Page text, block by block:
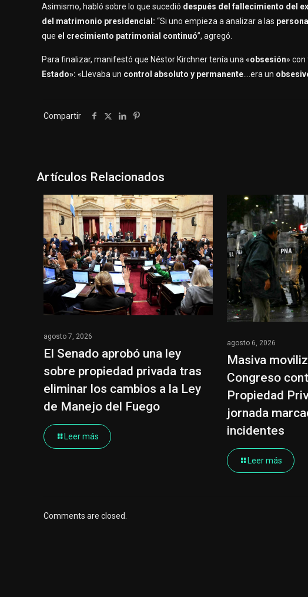
Asimismo, habló sobre lo que sucedió después del fallecimiento del
del matrimonio presidencial: “Si uno empieza a analizar a las
que el crecimiento patrimonial continuó”, agregó.
Para finalizar, manifestó que Néstor Kirchner tenía una «obsesión»
Estado»: «Llevaba un control absoluto y permanente ….era un
Compartir
Artículos Relacionados
agosto 7, 2026
El Senado aprobó una ley
sobre propiedad privada tras
eliminar los cambios a la Ley
de Manejo del Fuego
Leer más
agosto 6, 2026
Masiva
Congreso
Propiedad
jornada
incidentes
Leer más
Comments are closed.